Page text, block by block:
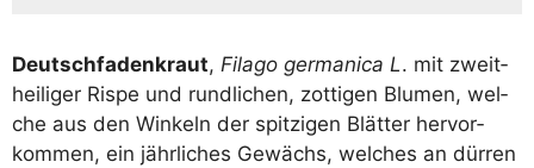
Deutsch­fa­den­kraut, Fila­go ger­ma­ni­ca L. mit zweit­
hei­li­ger Ris­pe und rund­li­chen, zot­ti­gen Blu­men, wel­
che aus den Win­keln der spit­zi­gen Blät­ter her­vor­
kom­men, ein jähr­li­ches Gewächs, wel­ches an dür­ren